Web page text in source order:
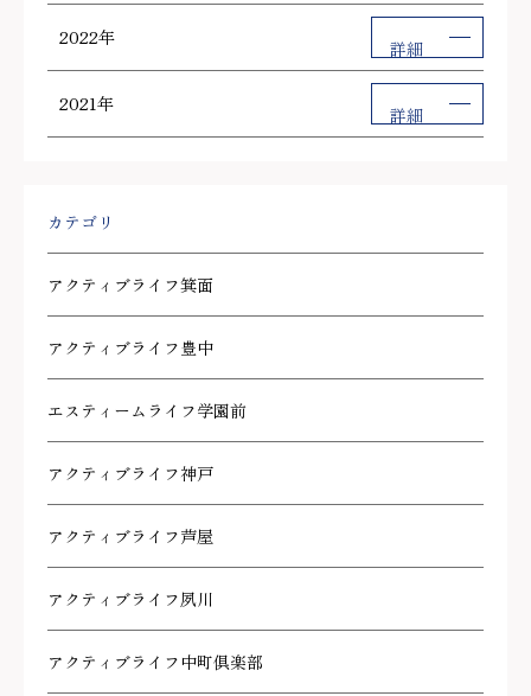
2022年 詳細
2021年 詳細
カテゴリ
アクティブライフ箕面
アクティブライフ豊中
エスティームライフ学園前
アクティブライフ神戸
アクティブライフ芦屋
アクティブライフ夙川
アクティブライフ中町倶楽部